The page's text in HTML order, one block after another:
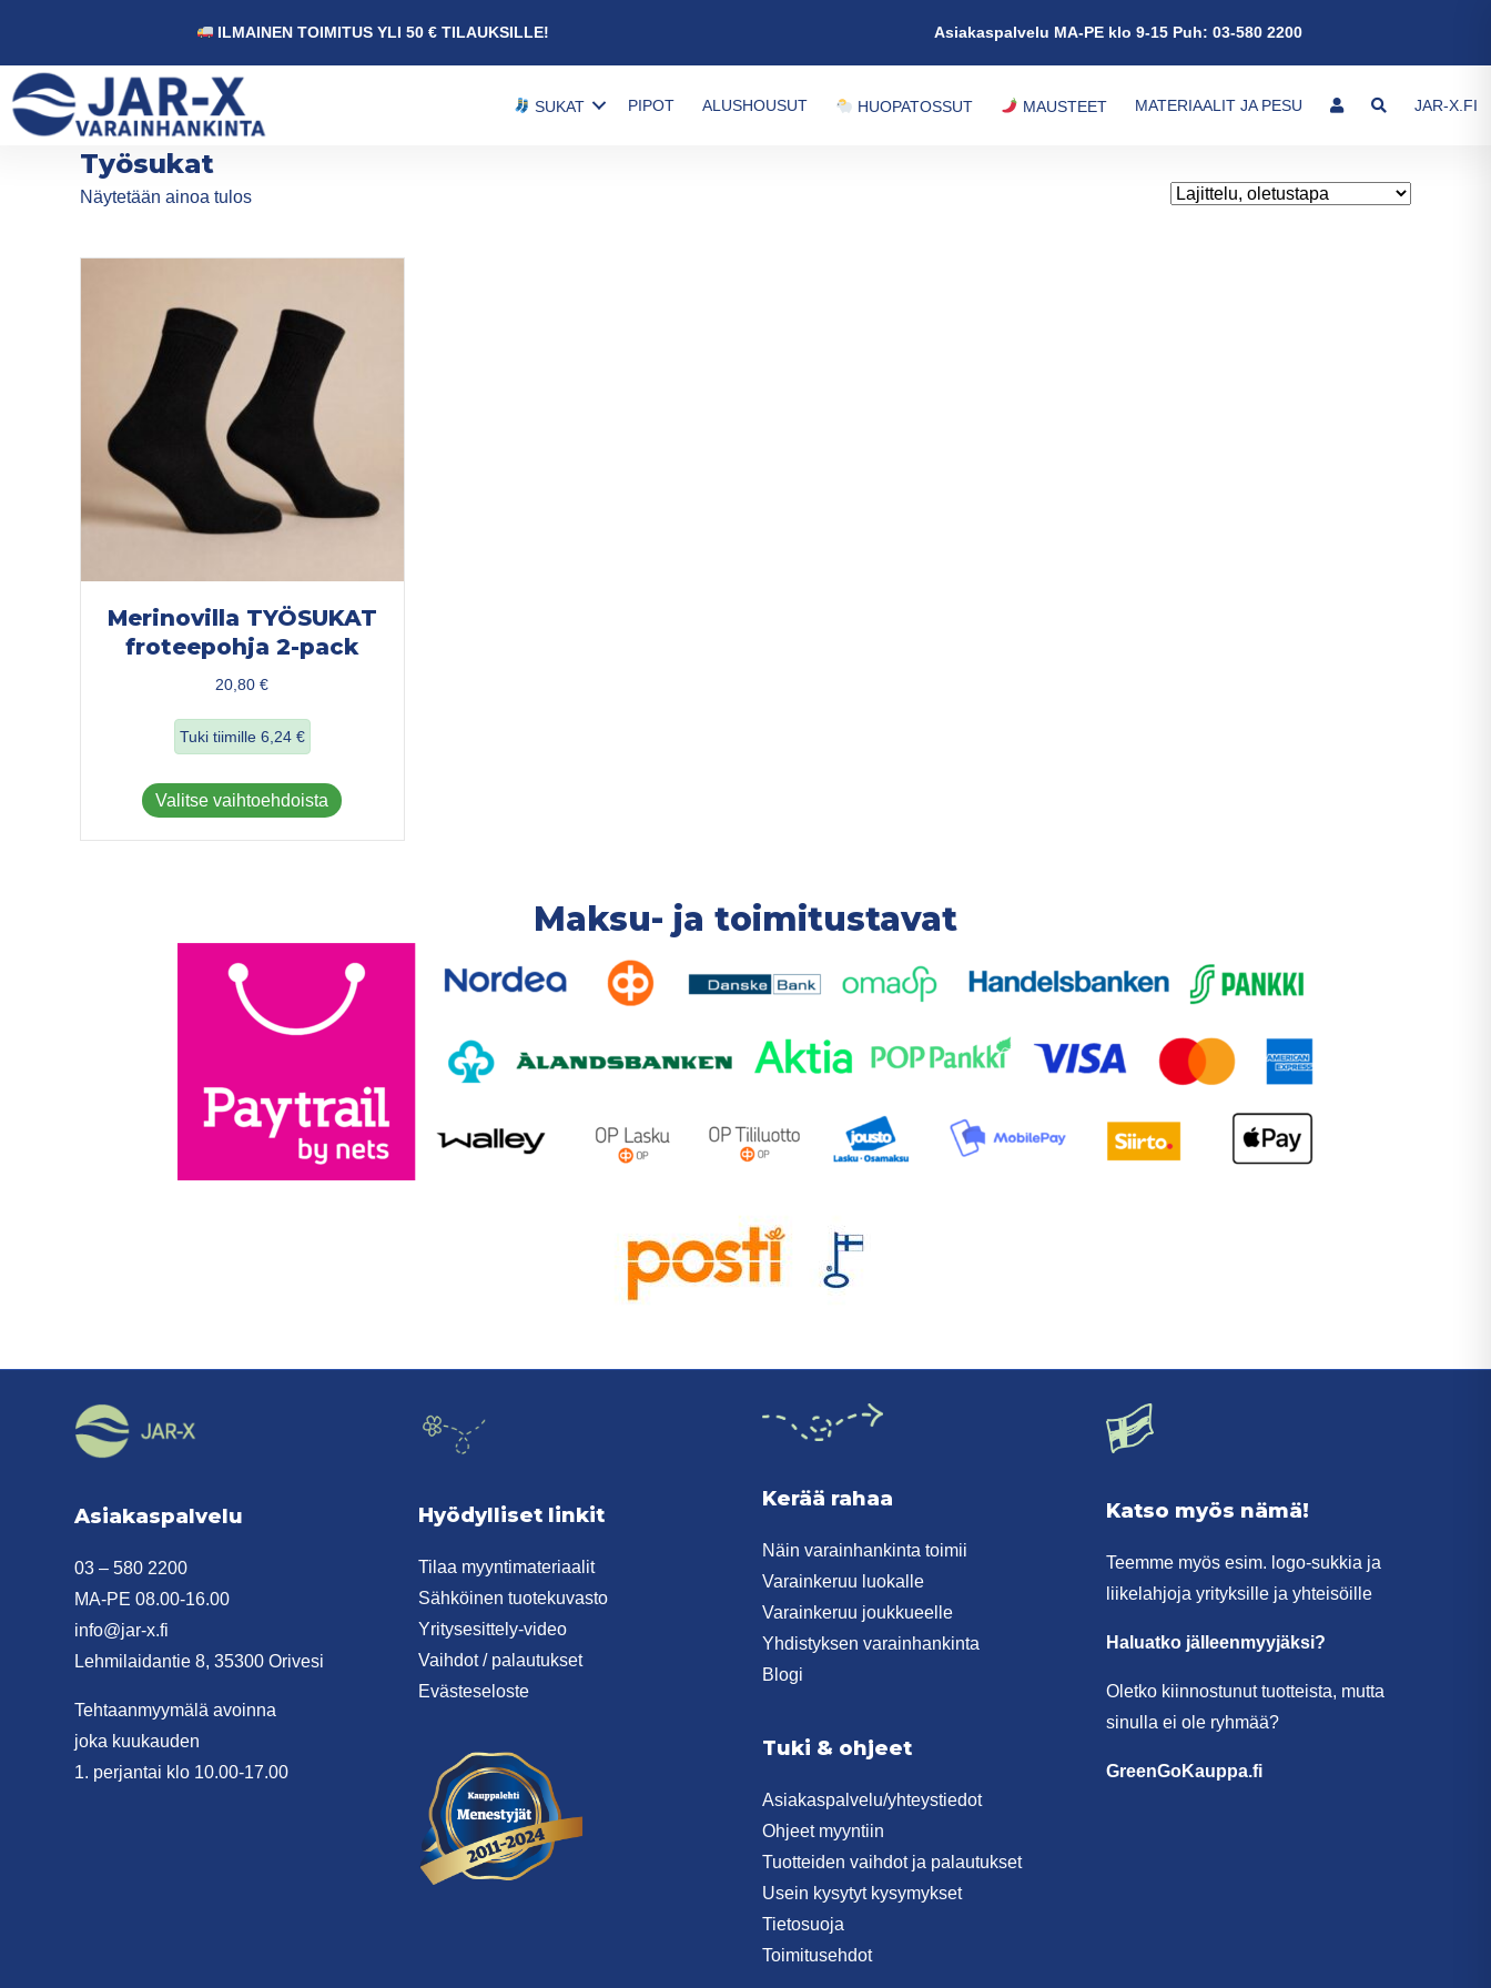
ILMAINEN TOIMITUS YLI 50 € TILAUKSILLE! Asiakaspalvelu MA-PE klo 9-15 Puh: 03-580 2200
SUKAT PIPOT ALUSHOUSUT HUOPATOSSUT MAUSTEET MATERIAALIT JA PESU JAR-X.FI
Työsukat
Näytetään ainoa tulos
Merinovilla TYÖSUKAT
froteepohja 2-pack
20,80€
Tuki tiimille 6,24 €
about Merinovilla TYÖSUKAT froteepohja 2-pack
Valitse vaihtoehdoista
Tällä
on
tehdä
valinnat
tuotteen
sivulla.
Maksu- ja toimitustavat
Asiakaspalvelu
03 – 580 2200
MA-PE 08.00-16.00
info@jar-x.fi
Lehmilaidantie 8, 35300 Orivesi
Tehtaanmyymälä avoinna
joka kuukauden
1. perjantai klo 10.00-17.00
Hyödylliset linkit
Tilaa myyntimateriaalit
Sähköinen tuotekuvasto
Yritysesittely-video
Vaihdot / palautukset
Evästeseloste
Kerää rahaa
Näin varainhankinta toimii
Varainkeruu luokalle
Varainkeruu joukkueelle
Yhdistyksen varainhankinta
Blogi
Tuki & ohjeet
Asiakaspalvelu/yhteystiedot
Ohjeet myyntiin
Tuotteiden vaihdot ja palautukset
Usein kysytyt kysymykset
Tietosuoja
Toimitusehdot
Katso myös nämä!
Teemme myös esim. logo-sukkia ja
liikelahjoja yrityksille ja yhteisöille
Haluatko jälleenmyyjäksi?
Oletko kiinnostunut tuotteista, mutta
sinulla ei ole ryhmää?
GreenGoKauppa.fi